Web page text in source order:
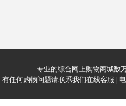
专业的综合网上购物商城数
有任何购物问题请联系我们在线客服 | 电